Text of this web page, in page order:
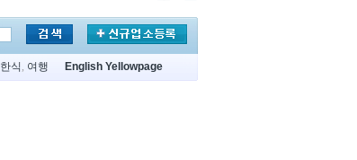
한식 , 여행 English Yellowpage